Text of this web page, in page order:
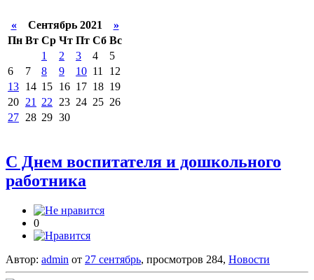
«Сентябрь 2021 »
Пн Вт Ср Чт Пт Сб Вс
1
2 3 4
5
6
7 8 9 10 11
12
13 14 15 16 17 18 19
20 21 22 23 24 25 26
27 28 29 30
С Днем воспитателя и дошкольного
работника
0
Автор: admin от 27 сентябрь, просмотров 284, Новости